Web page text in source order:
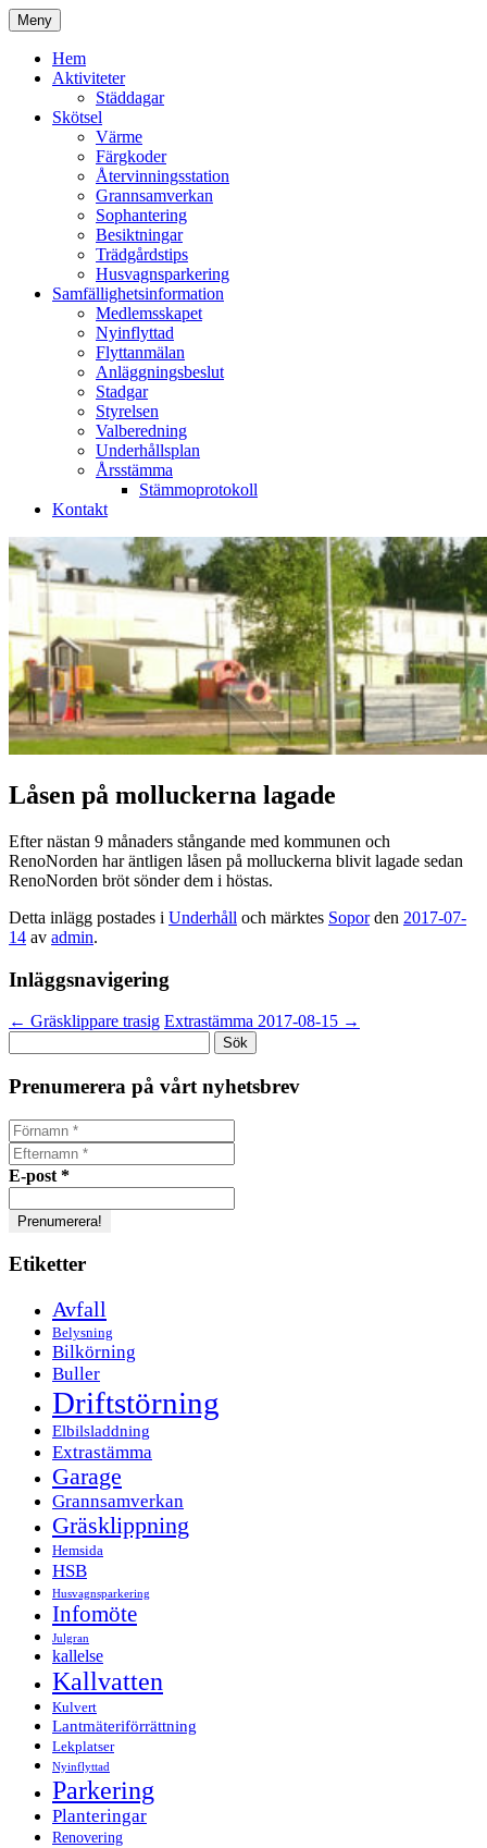
Hoppa
till
innehåll
Kyrkmossen
Meny
Hem
Aktiviteter
Städdagar
Skötsel
Värme
Färgkoder
Återvinningsstation
Grannsamverkan
Sophantering
Besiktningar
Trädgårdstips
Husvagnsparkering
Samfällighetsinformation
Medlemsskapet
Nyinflyttad
Flyttanmälan
Anläggningsbeslut
Stadgar
Styrelsen
Valberedning
Underhållsplan
Årsstämma
Stämmoprotokoll
Kontakt
Låsen på molluckerna lagade
Efter nästan 9 månaders stångande med kommunen och
RenoNorden har äntligen låsen på molluckerna blivit lagade sedan
RenoNorden bröt sönder dem i höstas.
Detta inlägg postades i Underhåll och märktes Soporden 2017-07-
14 av admin.
Inläggsnavigering
← Gräsklippare trasig Extrastämma 2017-08-15 →
efter:
Prenumerera på vårt nyhetsbrev
E-post *
Etiketter
Avfall
Belysning
Bilkörning
Buller
Driftstörning
Elbilsladdning
Extrastämma
Garage
Grannsamverkan
Gräsklippning
Hemsida
HSB
Husvagnsparkering
Infomöte
Julgran
kallelse
Kallvatten
Kulvert
Lantmäteriförrättning
Lekplatser
Nyinflyttad
Parkering
Planteringar
Renovering